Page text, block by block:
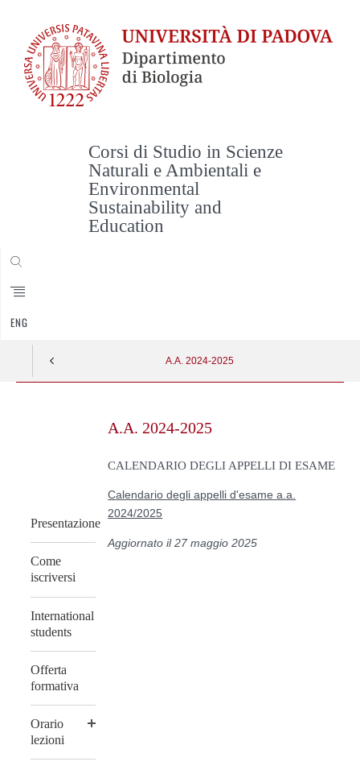
Corsi di Studio in Scienze
Naturali e Ambientali e
Environmental
Sustainability and
Education
ENG
A.A. 2024-2025
Presentazione
Come
iscriversi
International
students
Offerta
formativa
Orario
lezioni
content
A.A. 2024-2025
CALENDARIO DEGLI APPELLI DI ESAME
Calendario degli appelli d'esame a.a.
2024/2025
Aggiornato il 27 maggio 2025